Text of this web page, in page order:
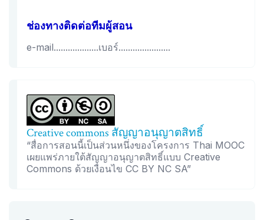
ช่องทางติดต่อทีมผู้สอน
e-mail...................เบอร์......................
Creative commons สัญญาอนุญาตสิทธิ์
“สื่อการสอนนี้เป็นส่วนหนึ่งของโครงการ Thai MOOC
เผยแพร่ภายใต้สัญญาอนุญาตสิทธิ์แบบ Creative
Commons ด้วยเงื่อนไข CC BY NC SA”